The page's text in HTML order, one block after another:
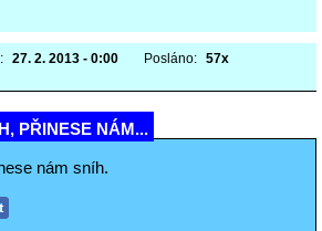
27. 2. 2013 - 0:00 Posláno: 57x
PŘINESE NÁM...
nám sníh.